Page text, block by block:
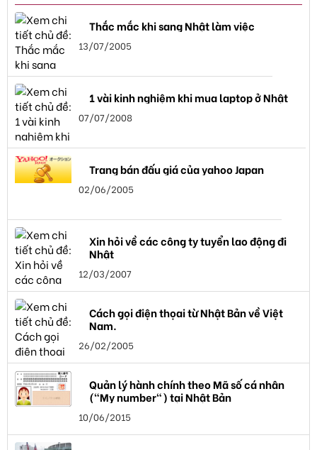
Thắc mắc khi sang Nhật làm việc
13/07/2005
1 vài kinh nghiệm khi mua laptop ở Nhật
07/07/2008
Trang bán đấu giá của yahoo Japan
02/06/2005
Xin hỏi về các công ty tuyển lao động đi
Nhật
12/03/2007
Cách gọi điện thọai từ Nhật Bản về Việt
Nam.
26/02/2005
Quản lý hành chính theo Mã số cá nhân
("My number") tại Nhật Bản
10/06/2015